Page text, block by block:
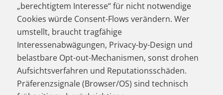
„berechtigtem Interesse“ für nicht notwendige
Cookies würde Consent-Flows verändern. Wer
umstellt, braucht tragfähige
Interessenabwägungen, Privacy-by-Design und
belastbare Opt-out-Mechanismen, sonst drohen
Aufsichtsverfahren und Reputationsschäden.
Präferenzsignale (Browser/OS) sind technisch